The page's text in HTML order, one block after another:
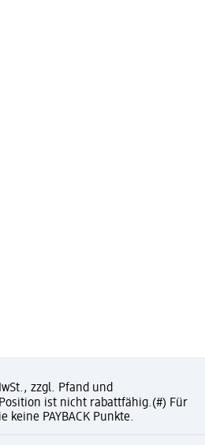
zzgl. Pfand und
ist nicht rabattfähig.(#) Für
keine PAYBACK Punkte.